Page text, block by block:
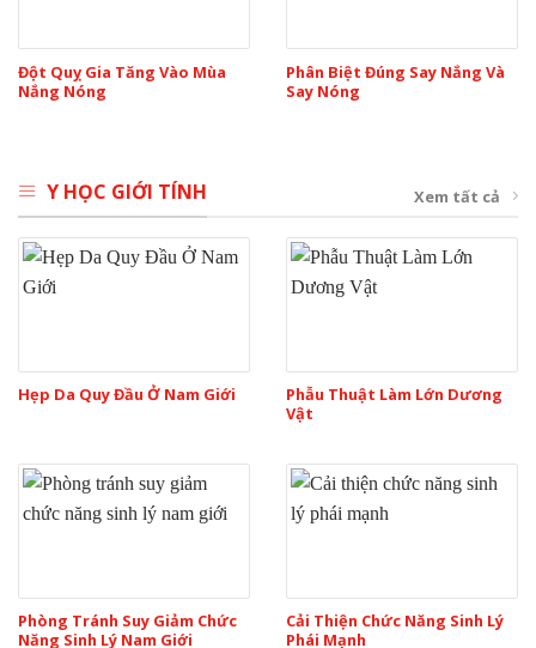
Đột Quỵ Gia Tăng Vào Mùa
Nắng Nóng
Phân Biệt Đúng Say Nắng Và
Say Nóng
Y HỌC GIỚI TÍNH Xem tất cả
Hẹp Da Quy Đầu Ở Nam Giới
Phẫu Thuật Làm Lớn Dương
Vật
Phòng Tránh Suy Giảm Chức
Năng Sinh Lý Nam Giới
Cải Thiện Chức Năng Sinh Lý
Phái Mạnh